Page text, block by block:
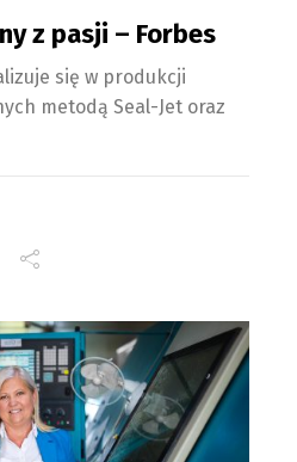
z pasji – Forbes
się w produkcji
metodą Seal-Jet oraz